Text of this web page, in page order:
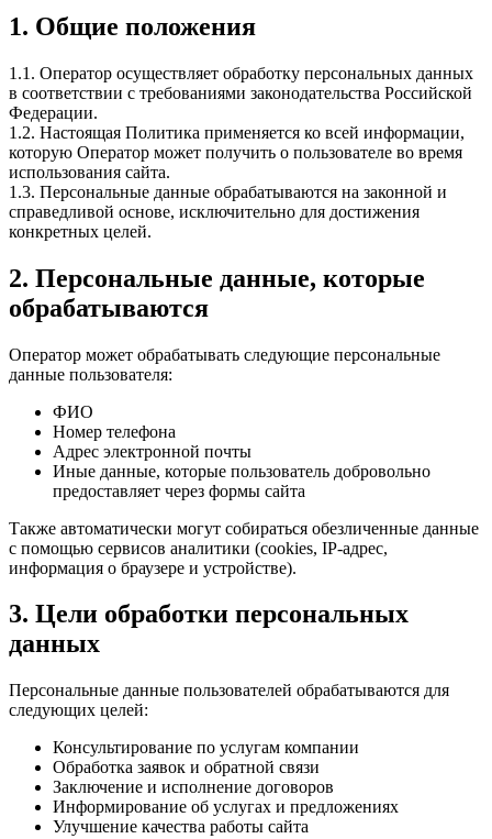
1. Общие положения
1.1. Оператор осуществляет обработку персональных данных
в соответствии с требованиями законодательства Российской
Федерации.
1.2. Настоящая Политика применяется ко всей информации,
которую Оператор может получить о пользователе во время
использования сайта.
1.3. Персональные данные обрабатываются на законной и
справедливой основе, исключительно для достижения
конкретных целей.
2. Персональные данные, которые
обрабатываются
Оператор может обрабатывать следующие персональные
данные пользователя:
ФИО
Номер телефона
Адрес электронной почты
Иные данные, которые пользователь добровольно
предоставляет через формы сайта
Также автоматически могут собираться обезличенные данные
с помощью сервисов аналитики (cookies, IP-адрес,
информация о браузере и устройстве).
3. Цели обработки персональных
данных
Персональные данные пользователей обрабатываются для
следующих целей:
Консультирование по услугам компании
Обработка заявок и обратной связи
Заключение и исполнение договоров
Информирование об услугах и предложениях
Улучшение качества работы сайта